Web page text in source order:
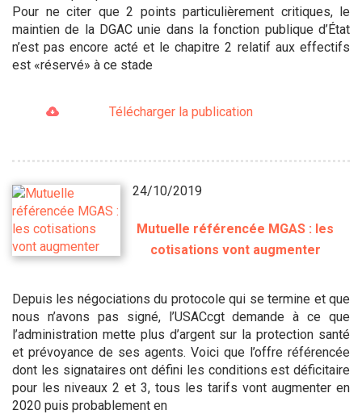
Pour ne citer que 2 points particulièrement critiques, le
maintien de la DGAC unie dans la fonction publique d’État
n’est pas encore acté et le chapitre 2 relatif aux effectifs
est «réservé» à ce stade
Télécharger la publication
24/10/2019
Mutuelle référencée MGAS : les
cotisations vont augmenter
Depuis les négociations du protocole qui se termine et que
nous n’avons pas signé, l’USACcgt demande à ce que
l’administration mette plus d’argent sur la protection santé
et prévoyance de ses agents. Voici que l’offre référencée
dont les signataires ont défini les conditions est déficitaire
pour les niveaux 2 et 3, tous les tarifs vont augmenter en
2020 puis probablement en